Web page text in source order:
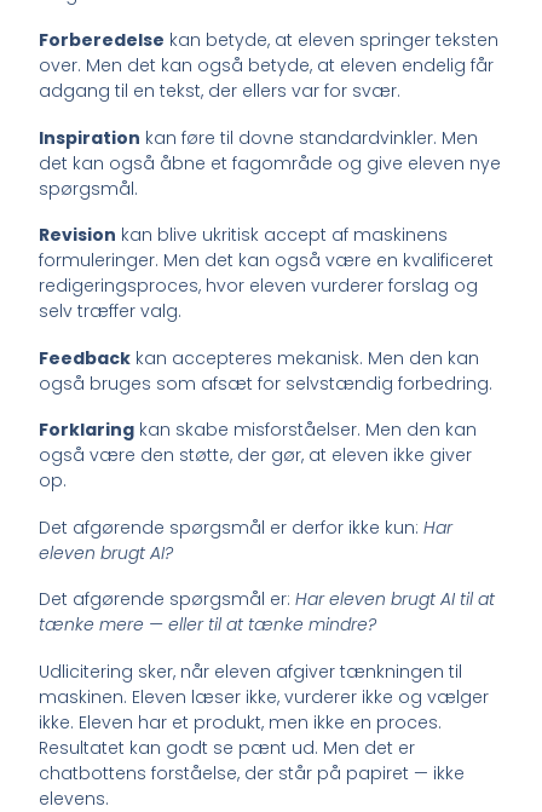
Forberedelse kan betyde, at eleven springer teksten
over. Men det kan også betyde, at eleven endelig får
adgang til en tekst, der ellers var for svær.
Inspiration kan føre til dovne standardvinkler. Men
det kan også åbne et fagområde og give eleven nye
spørgsmål.
Revision kan blive ukritisk accept af maskinens
formuleringer. Men det kan også være en kvalificeret
redigeringsproces, hvor eleven vurderer forslag og
selv træffer valg.
Feedback kan accepteres mekanisk. Men den kan
også bruges som afsæt for selvstændig forbedring.
Forklaring kan skabe misforståelser. Men den kan
også være den støtte, der gør, at eleven ikke giver
op.
Det afgørende spørgsmål er derfor ikke kun:Har
eleven brugt AI?
Det afgørende spørgsmål er:Har eleven brugt AI til at
tænke mere — eller til at tænke mindre?
Udlicitering sker, når eleven afgiver tænkningen til
maskinen. Eleven læser ikke, vurderer ikke og vælger
ikke. Eleven har et produkt, men ikke en proces.
Resultatet kan godt se pænt ud. Men det er
chatbottens forståelse, der står på papiret — ikke
elevens.